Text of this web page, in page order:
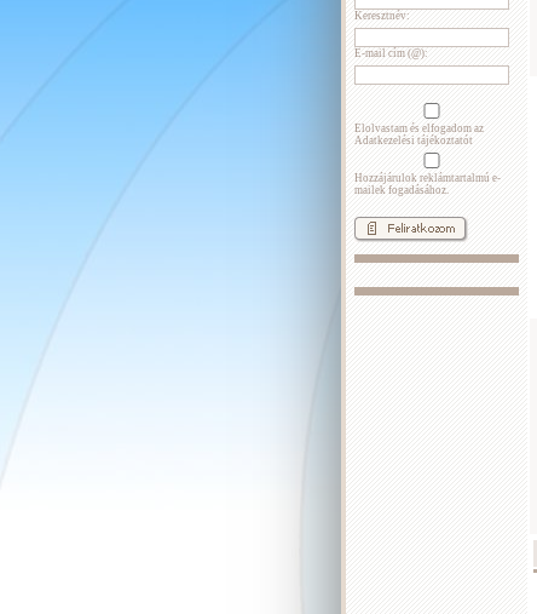
Keresztnév:
E-mail cím (@):
Elolvastam és elfogadom az
Adatkezelési tájékoztatót
Hozzájárulok reklámtartalmú e-
mailek fogadásához.